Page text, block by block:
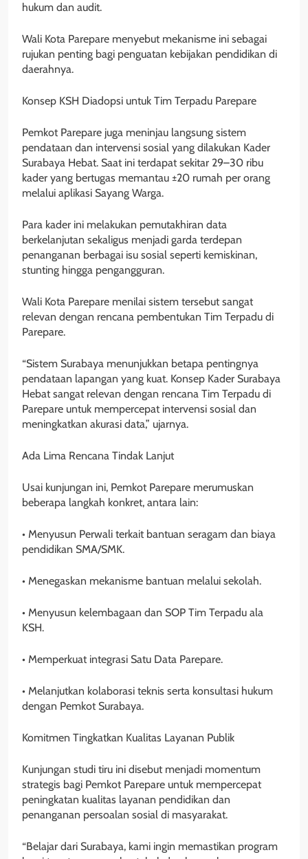
hukum dan audit.
Wali Kota Parepare menyebut mekanisme ini sebagai
rujukan penting bagi penguatan kebijakan pendidikan di
daerahnya.
Konsep KSH Diadopsi untuk Tim Terpadu Parepare
Pemkot Parepare juga meninjau langsung sistem
pendataan dan intervensi sosial yang dilakukan Kader
Surabaya Hebat. Saat ini terdapat sekitar 29–30 ribu
kader yang bertugas memantau ±20 rumah per orang
melalui aplikasi Sayang Warga.
Para kader ini melakukan pemutakhiran data
berkelanjutan sekaligus menjadi garda terdepan
penanganan berbagai isu sosial seperti kemiskinan,
stunting hingga pengangguran.
Wali Kota Parepare menilai sistem tersebut sangat
relevan dengan rencana pembentukan Tim Terpadu di
Parepare.
“Sistem Surabaya menunjukkan betapa pentingnya
pendataan lapangan yang kuat. Konsep Kader Surabaya
Hebat sangat relevan dengan rencana Tim Terpadu di
Parepare untuk mempercepat intervensi sosial dan
meningkatkan akurasi data,” ujarnya.
Ada Lima Rencana Tindak Lanjut
Usai kunjungan ini, Pemkot Parepare merumuskan
beberapa langkah konkret, antara lain:
• Menyusun Perwali terkait bantuan seragam dan biaya
pendidikan SMA/SMK.
• Menegaskan mekanisme bantuan melalui sekolah.
• Menyusun kelembagaan dan SOP Tim Terpadu ala
KSH.
• Memperkuat integrasi Satu Data Parepare.
• Melanjutkan kolaborasi teknis serta konsultasi hukum
dengan Pemkot Surabaya.
Komitmen Tingkatkan Kualitas Layanan Publik
Kunjungan studi tiru ini disebut menjadi momentum
strategis bagi Pemkot Parepare untuk mempercepat
peningkatan kualitas layanan pendidikan dan
penanganan persoalan sosial di masyarakat.
“Belajar dari Surabaya, kami ingin memastikan program